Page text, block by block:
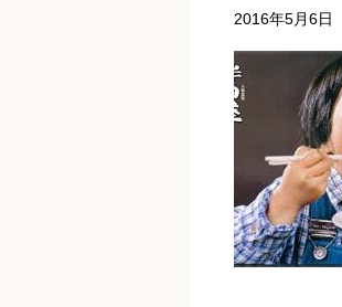
2016年5月6日